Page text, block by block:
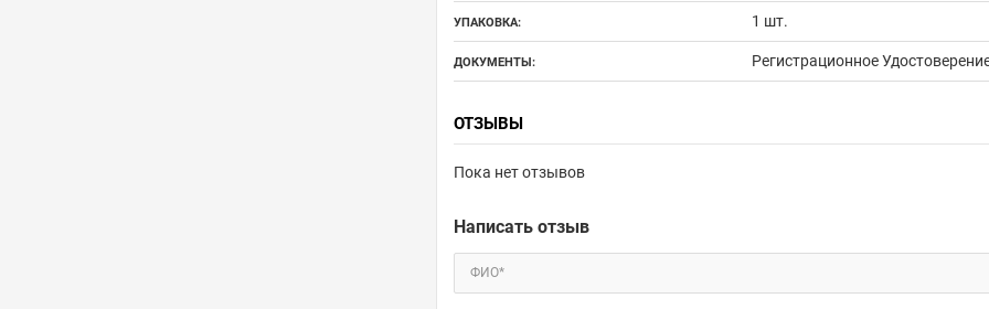
УПАКОВКА: 1 шт.
ДОКУМЕНТЫ: Регистрационное
ОТЗЫВЫ
Пока нет отзывов
Написать отзыв
ФИО*